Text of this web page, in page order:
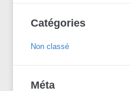
Catégories
Non classé
Méta